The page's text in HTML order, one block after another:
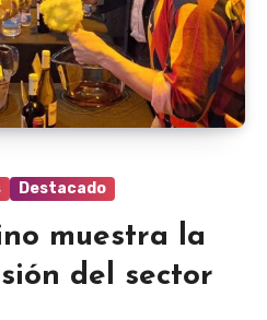
Destacado
muestra la
del sector